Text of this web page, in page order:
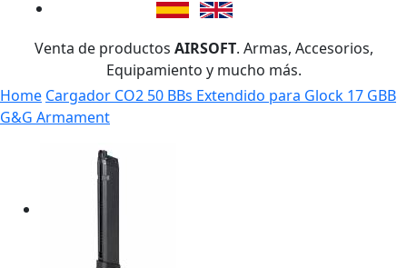
Venta de productos AIRSOFT. Armas, Accesorios,
Equipamiento y mucho más.
Home Cargador CO2 50 BBs Extendido para Glock 17 GBB
G&G Armament